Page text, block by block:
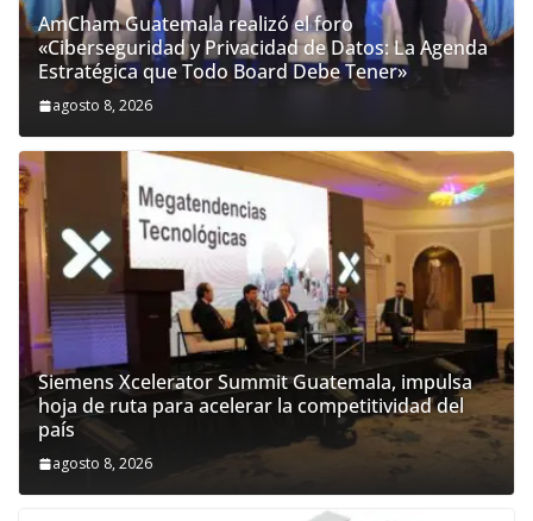
AmCham Guatemala realizó el foro
«Ciberseguridad y Privacidad de Datos: La Agenda
Estratégica que Todo Board Debe Tener»
agosto 8, 2026
Siemens Xcelerator Summit Guatemala, impulsa
hoja de ruta para acelerar la competitividad del
país
agosto 8, 2026